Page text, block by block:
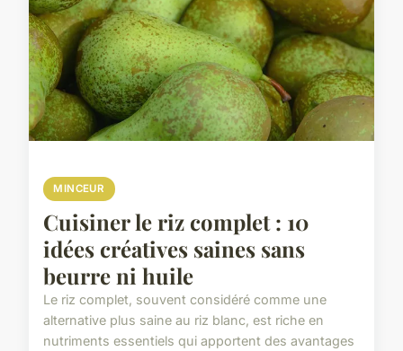
MINCEUR
Cuisiner le riz complet : 10
idées créatives saines sans
beurre ni huile
Le riz complet, souvent considéré comme une
alternative plus saine au riz blanc, est riche en
nutriments essentiels qui apportent des avantages